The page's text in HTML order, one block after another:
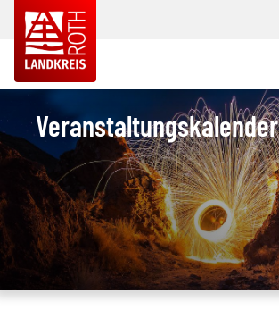
Veranstaltungskalender